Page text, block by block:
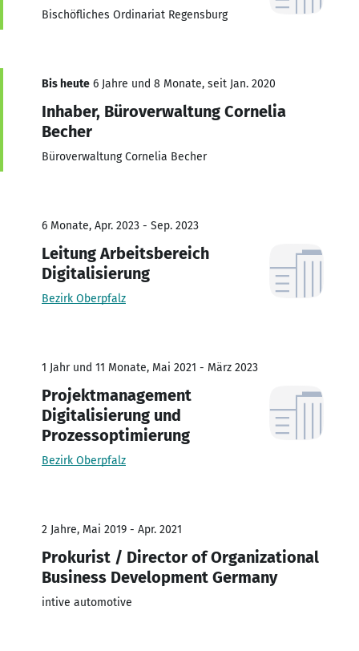
Bischöfliches Ordinariat Regensburg
Bis heute 6 Jahre und 8 Monate, seit Jan. 2020
Inhaber, Büroverwaltung Cornelia
Becher
Büroverwaltung Cornelia Becher
6 Monate, Apr. 2023 - Sep. 2023
Leitung Arbeitsbereich
Digitalisierung
Bezirk Oberpfalz
1 Jahr und 11 Monate, Mai 2021 - März 2023
Projektmanagement
Digitalisierung und
Prozessoptimierung
Bezirk Oberpfalz
2 Jahre, Mai 2019 - Apr. 2021
Prokurist / Director of Organizational
Business Development Germany
intive automotive